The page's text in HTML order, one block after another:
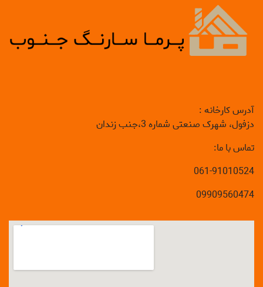
آدرس کارخانه :
دزفول، شهرک صنعتی شماره 3،جنب زندان
تماس با ما:
061-91010524
09909560474